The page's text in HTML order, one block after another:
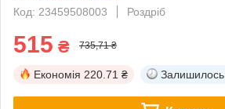
Код: 23459508003
Роздріб
515 ₴ 735,71 ₴
Економія 220.71 ₴ Залишилось